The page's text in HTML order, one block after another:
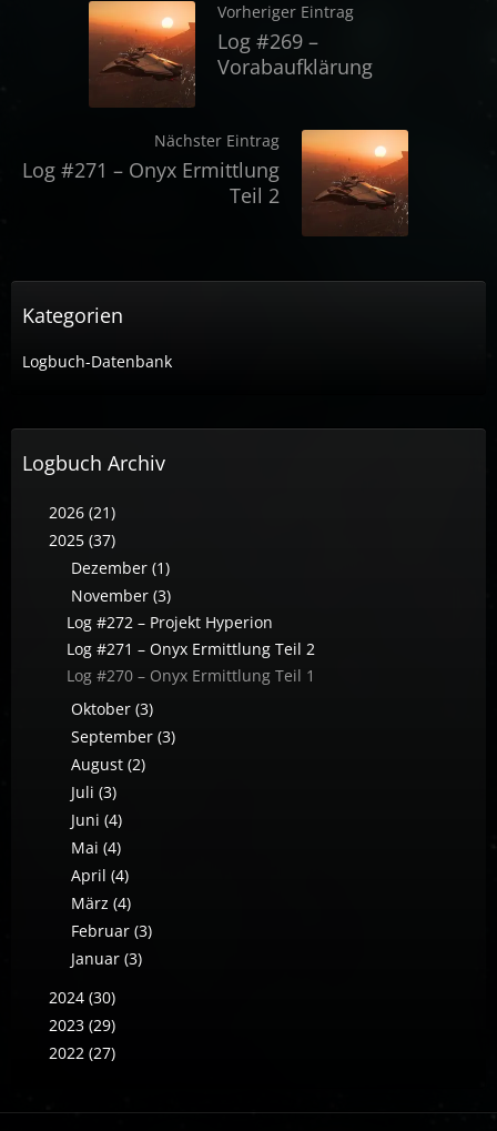
Vorheriger Eintrag
Log #269 –
Vorabaufklärung
Nächster Eintrag
Log #271 – Onyx Ermittlung
Teil 2
Kategorien
Logbuch-Datenbank
Logbuch Archiv
2026 (21)
2025 (37)
Dezember (1)
November (3)
Log #272 – Projekt Hyperion
Log #271 – Onyx Ermittlung Teil 2
Log #270 – Onyx Ermittlung Teil 1
Oktober (3)
September (3)
August (2)
Juli (3)
Juni (4)
Mai (4)
April (4)
März (4)
Februar (3)
Januar (3)
2024 (30)
2023 (29)
2022 (27)